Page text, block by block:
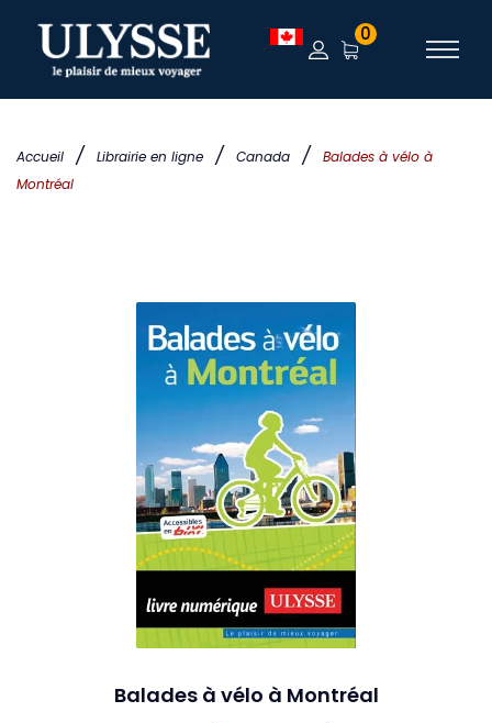
Accueil / Librairie en ligne / Canada /
Balades à vélo à
Montréal
0
Balades à vélo à Montréal